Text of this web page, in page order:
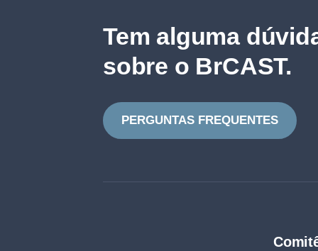
Tem alguma
sobre o BrCAST.
PERGUNTAS FREQUENTES